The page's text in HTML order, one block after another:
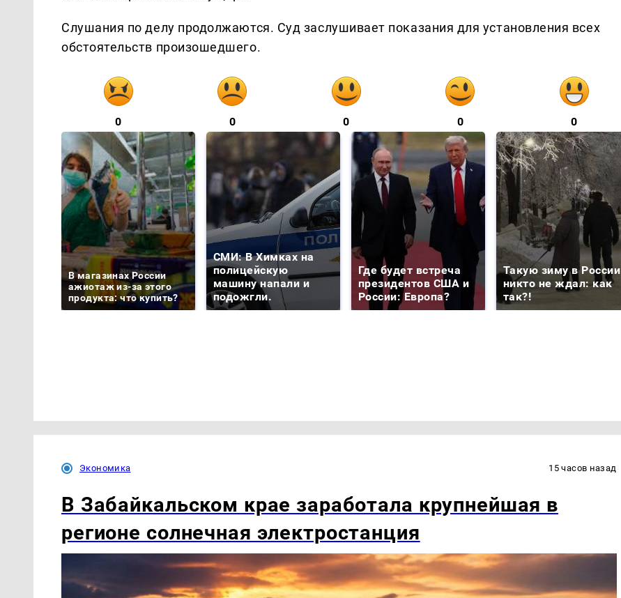
Слушания по делу продолжаются. Суд заслушивает показания для установления всех
обстоятельств произошедшего.
0 0 0 0 0
В магазинах России
ажиотаж из-за этого
продукта: что купить?
СМИ: В Химках на
полицейскую
машину напали и
подожгли.
Где будет встреча
президентов США и
России: Европа?
Такую зиму в России
никто не ждал: как
так?!
Экономика 15 часов назад
В Забайкальском крае заработала крупнейшая в
регионе солнечная электростанция